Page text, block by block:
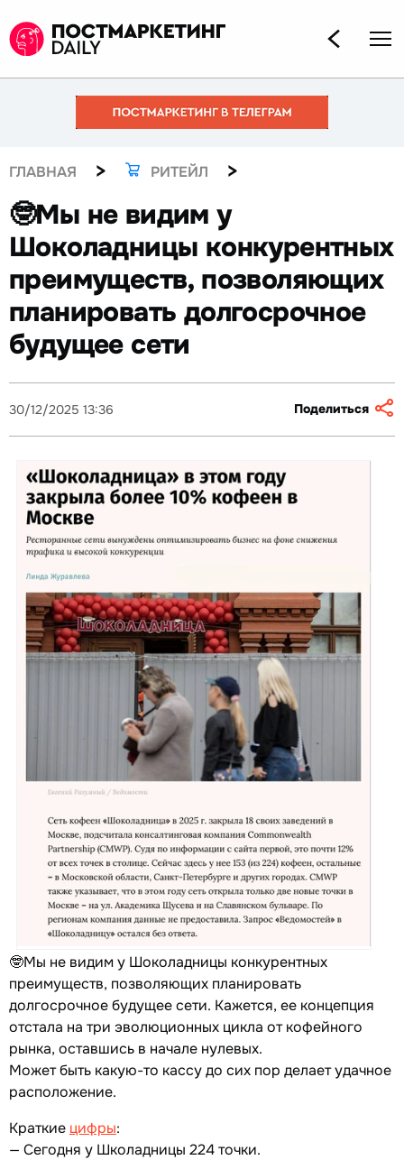
ГЛАВНАЯ > РИТЕЙЛ >
🤓Мы не видим у
Шоколадницы конкурентных
преимуществ, позволяющих
планировать долгосрочное
будущее сети
30/12/2025 13:36 Поделиться
🤓Мы не видим у Шоколадницы конкурентных
преимуществ, позволяющих планировать
долгосрочное будущее сети. Кажется, ее концепция
отстала на три эволюционных цикла от кофейного
рынка, оставшись в начале нулевых.
Может быть какую-то кассу до сих пор делает удачное
расположение.
Краткие цифры:
— Сегодня у Школадницы 224 точки.